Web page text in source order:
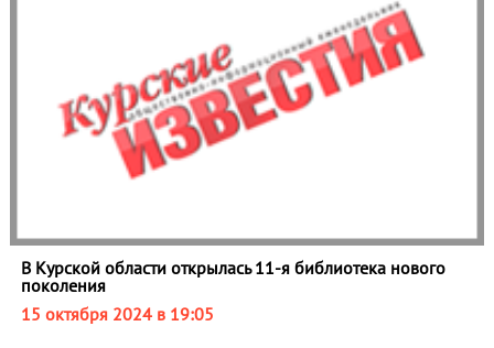
В Курской области открылась 11-я библиотека нового
поколения
15 октября 2024 в 19:05